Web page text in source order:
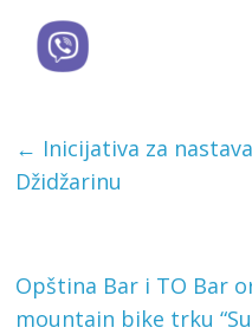
← Inicijativa za
Džidžarinu
Opština Bar i TO Bar
mountain bike trku